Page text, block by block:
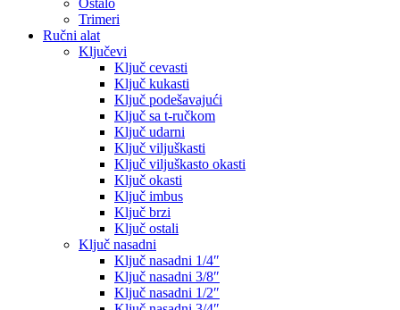
Ostalo
Trimeri
Ručni alat
Ključevi
Ključ cevasti
Ključ kukasti
Ključ podešavajući
Ključ sa t-ručkom
Ključ udarni
Ključ viljuškasti
Ključ viljuškasto okasti
Ključ okasti
Ključ imbus
Ključ brzi
Ključ ostali
Ključ nasadni
Ključ nasadni 1/4″
Ključ nasadni 3/8″
Ključ nasadni 1/2″